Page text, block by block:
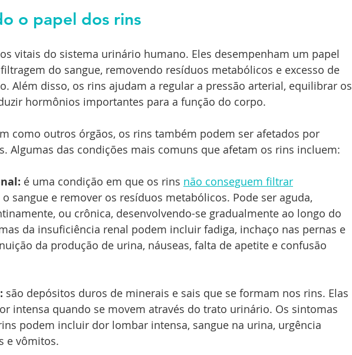
o papel dos rins
vitais do sistema urinário humano. Eles desempenham um papel
do sangue, removendo resíduos metabólicos e excesso de
Além disso, os rins ajudam a regular a pressão arterial, equilibrar os
hormônios importantes para a função do corpo.
como outros órgãos, os rins também podem ser afetados por
Algumas das condições mais comuns que afetam os rins incluem:
é uma condição em que os rins não conseguem filtrar
sangue e remover os resíduos metabólicos. Pode ser aguda,
ou crônica, desenvolvendo-se gradualmente ao longo do
da insuficiência renal podem incluir fadiga, inchaço nas pernas e
da produção de urina, náuseas, falta de apetite e confusão
são depósitos duros de minerais e sais que se formam nos rins. Elas
intensa quando se movem através do trato urinário. Os sintomas
podem incluir dor lombar intensa, sangue na urina, urgência
e vômitos.